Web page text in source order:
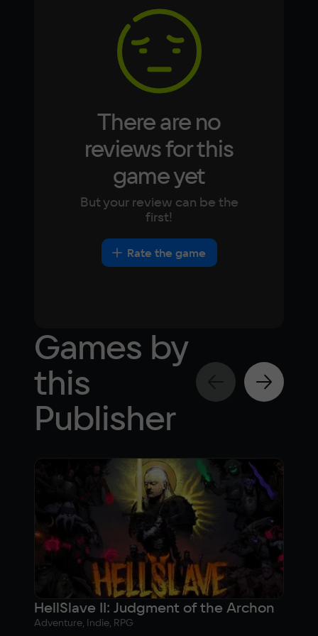
Video card
1 GB VRAM OpenGL 2.1+
DirectX(R): 11, Звуковая карта: совместимая
Japanese
There are no
reviews for this
game yet
But your review can be the
first!
Rate the game
Games by
this
Publisher
HellSlave II: Judgment of the Archon
Adventure, Indie, RPG